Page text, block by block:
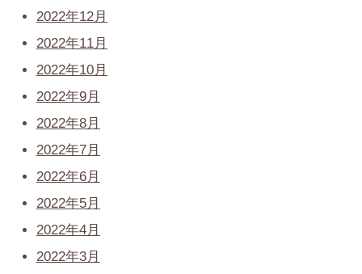
2022年12月
2022年11月
2022年10月
2022年9月
2022年8月
2022年7月
2022年6月
2022年5月
2022年4月
2022年3月